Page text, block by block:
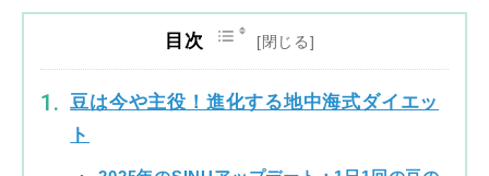
目次
豆は今や主役！進化する地中海式ダイエッ
ト